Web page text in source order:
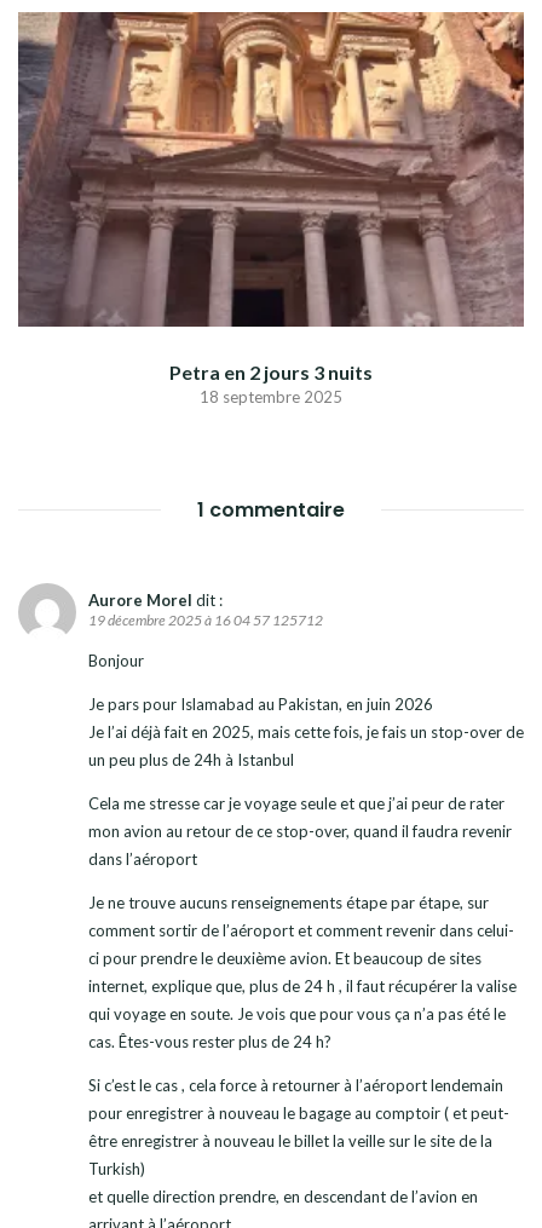
Petra en 2 jours 3 nuits
18 septembre 2025
1 commentaire
Aurore Morel dit :
19 décembre 2025 à 16 04 57 125712
Bonjour
Je pars pour Islamabad au Pakistan, en juin 2026
Je l’ai déjà fait en 2025, mais cette fois, je fais un stop-over de
un peu plus de 24h à Istanbul
Cela me stresse car je voyage seule et que j’ai peur de rater
mon avion au retour de ce stop-over, quand il faudra revenir
dans l’aéroport
Je ne trouve aucuns renseignements étape par étape, sur
comment sortir de l’aéroport et comment revenir dans celui-
ci pour prendre le deuxième avion. Et beaucoup de sites
internet, explique que, plus de 24 h , il faut récupérer la valise
qui voyage en soute. Je vois que pour vous ça n’a pas été le
cas. Êtes-vous rester plus de 24 h?
Si c’est le cas , cela force à retourner à l’aéroport lendemain
pour enregistrer à nouveau le bagage au comptoir ( et peut-
être enregistrer à nouveau le billet la veille sur le site de la
Turkish)
et quelle direction prendre, en descendant de l’avion en
arrivant à l’aéroport